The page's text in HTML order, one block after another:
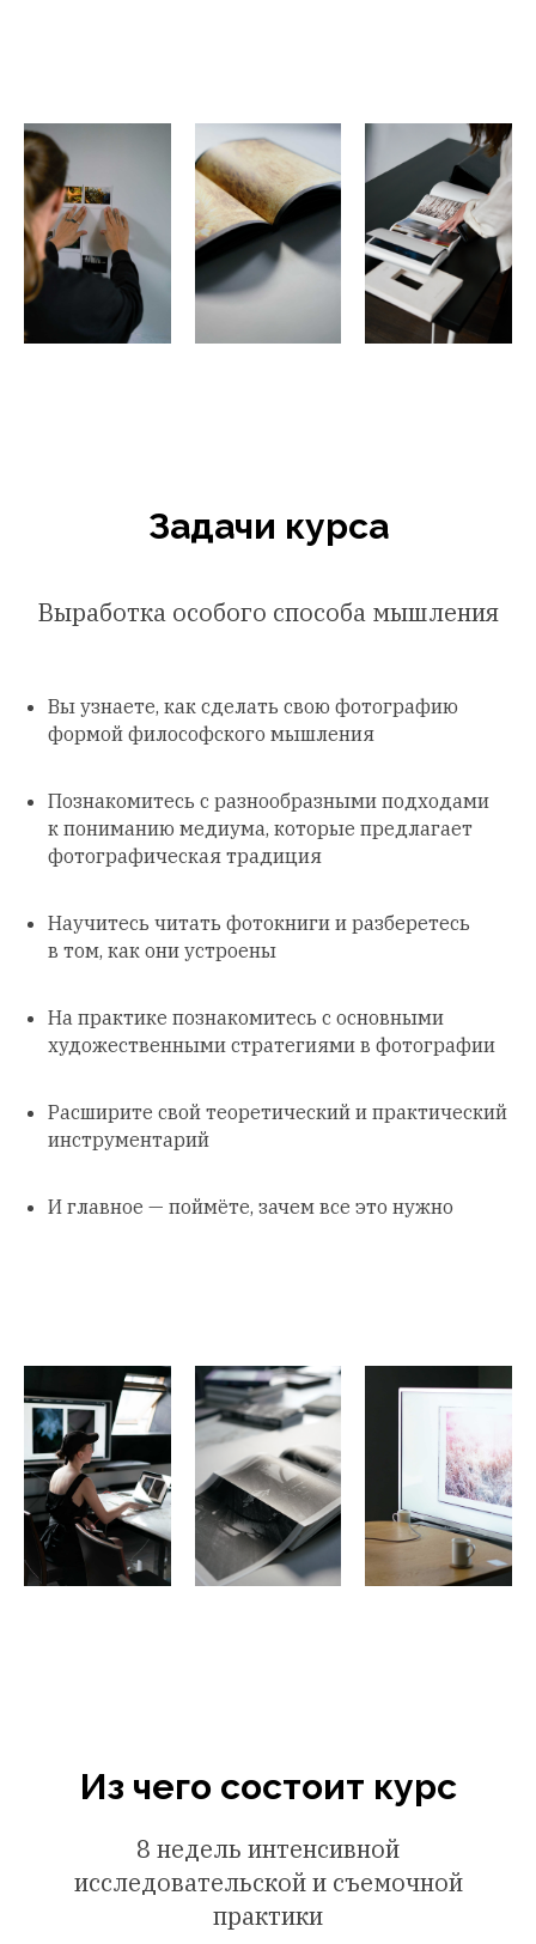
Задачи курса
Выработка особого способа мышления
Вы узнаете, как сделать свою фотографию
формой философского мышления
Познакомитесь с разнообразными подходами
к пониманию медиума, которые предлагает
фотографическая традиция
Научитесь читать фотокниги и разберетесь
в том, как они устроены
На практике познакомитесь с основными
художественными стратегиями в фотографии
Расширите свой теоретический и практический
инструментарий
И главное — поймёте, зачем все это нужно
Из чего состоит курс
8 недель интенсивной
исследовательской и съемочной
практики